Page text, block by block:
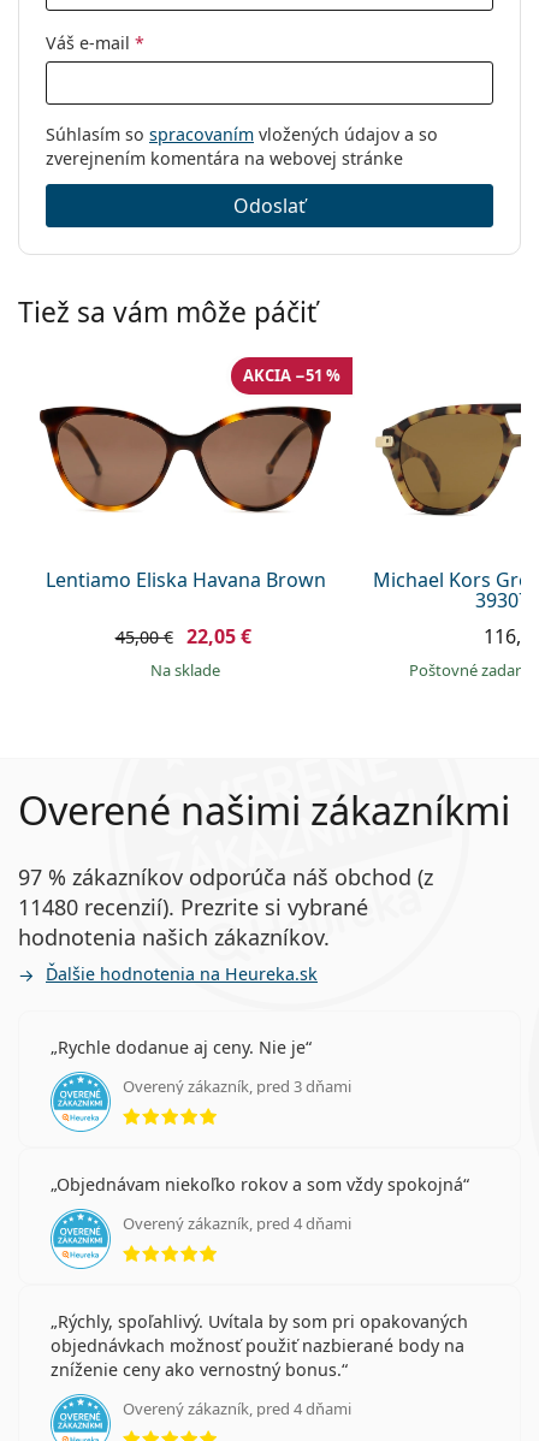
Váš e-mail *
Súhlasím so spracovaním vložených údajov a so
zverejnením komentára na webovej stránke
Odoslať
Tiež sa vám môže páčiť
Lentiamo Eliska Havana Brown
AKCIA −51 %
45,00 € 22,05 €
na sklade
Michael Kors
Poštovné
Overené našimi zákazníkmi
97 % zákazníkov odporúča náš obchod (z
11480 recenzií). Prezrite si vybrané
hodnotenia našich zákazníkov.
Ďalšie hodnotenia na Heureka.sk
Rychle dodanue aj ceny. Nie je
Overený zákazník, pred 3 dňami
hodnotenie 5 z 5
Objednávam niekoľko rokov a som vždy spokojná
Overený zákazník, pred 4 dňami
hodnotenie 5 z 5
Rýchly, spoľahlivý. Uvítala by som pri opakovaných
objednávkach možnosť použiť nazbierané body na
zníženie ceny ako vernostný bonus.
Overený zákazník, pred 4 dňami
hodnotenie 5 z 5